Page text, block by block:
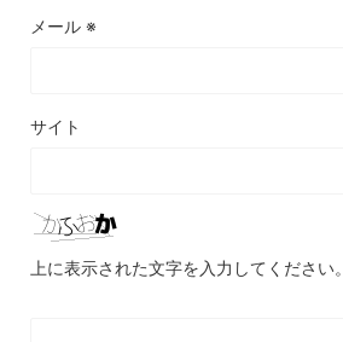
メール ※
サイト
上に表示された文字を入力してください。